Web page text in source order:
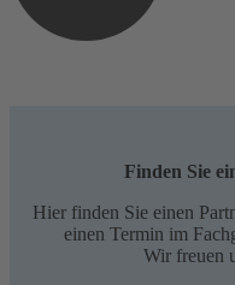
Finden Sie
Hier finden Sie einen
einen Termin im
Wir freuen